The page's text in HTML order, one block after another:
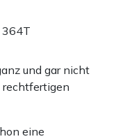
364T
und gar nicht
rechtfertigen
eine